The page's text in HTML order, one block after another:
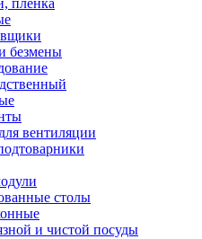
пленка
безмены
вентиляции
столы
и чистой посуды